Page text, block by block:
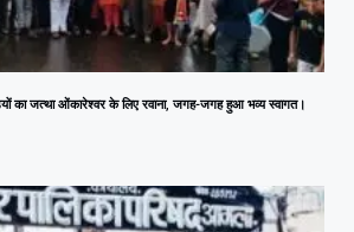
का जत्था ओंकारेश्वर के लिए रवाना, जगह-जगह हुआ भव्य स्वागत।